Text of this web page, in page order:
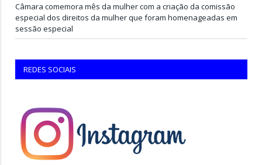
Câmara comemora mês da mulher com a criação da comissão
especial dos direitos da mulher que foram homenageadas em
sessão especial
REDES SOCIAIS